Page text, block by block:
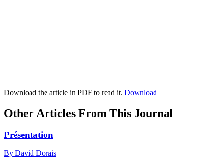
Download the article in PDF to read it. Download
Other Articles From This Journal
Présentation
By David Dorais